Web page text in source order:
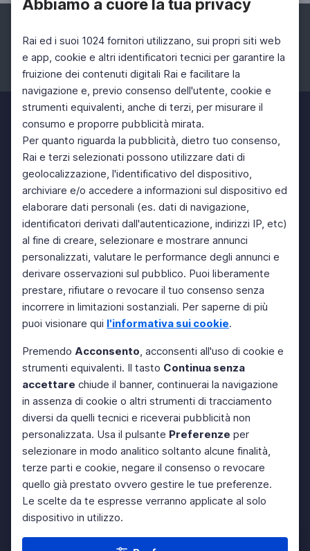
Abbiamo a cuore la tua privacy
Rai ed i suoi 1024 fornitori utilizzano, sui propri siti web
e app, cookie e altri identificatori tecnici per garantire la
fruizione dei contenuti digitali Rai e facilitare la
navigazione e, previo consenso dell'utente, cookie e
strumenti equivalenti, anche di terzi, per misurare il
consumo e proporre pubblicità mirata.
Per quanto riguarda la pubblicità, dietro tuo consenso,
Rai e terzi selezionati possono utilizzare dati di
geolocalizzazione, l'identificativo del dispositivo,
archiviare e/o accedere a informazioni sul dispositivo ed
elaborare dati personali (es. dati di navigazione,
identificatori derivati dall'autenticazione, indirizzi IP, etc)
al fine di creare, selezionare e mostrare annunci
personalizzati, valutare le performance degli annunci e
derivare osservazioni sul pubblico. Puoi liberamente
prestare, rifiutare o revocare il tuo consenso senza
incorrere in limitazioni sostanziali. Per saperne di più
puoi visionare qui l'informativa sui cookie.
Premendo Acconsento, acconsenti all'uso di cookie e
strumenti equivalenti. Il tasto Continua senza
accettare chiude il banner, continuerai la navigazione
in assenza di cookie o altri strumenti di tracciamento
diversi da quelli tecnici e riceverai pubblicità non
personalizzata. Usa il pulsante Preferenze per
selezionare in modo analitico soltanto alcune finalità,
terze parti e cookie, negare il consenso o revocare
quello già prestato ovvero gestire le tue preferenze.
Le scelte da te espresse verranno applicate al solo
dispositivo in utilizzo.
Facebook Instagram Twitter